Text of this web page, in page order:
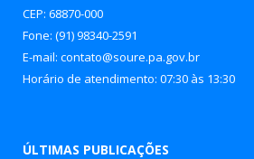
CEP: 68870-000
Fone: (91) 98340-2591
E-mail: contato@soure.pa.gov.br
Horário de atendimento: 07:30 às 13:30
ÚLTIMAS PUBLICAÇÕES